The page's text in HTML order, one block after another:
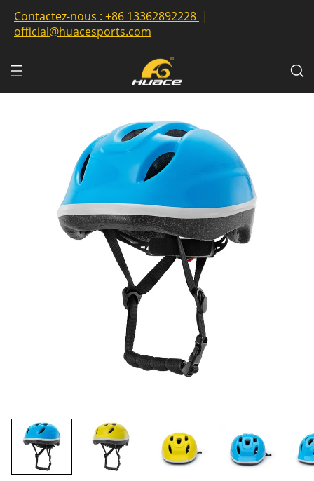
Contactez-nous : +86 13362892228 |
official@huacesports.com